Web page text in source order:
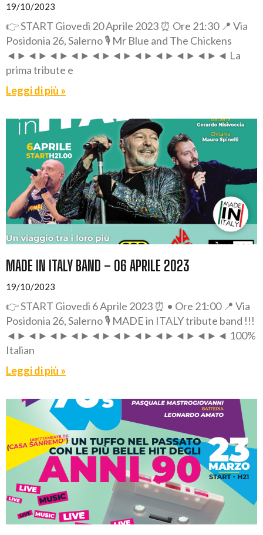
19/10/2023
👉 START Giovedì 20 Aprile 2023 ⏰ Ore 21:30 📍 Via
Posidonia 26, Salerno 🎙️ Mr Blue and The Chickens
◄►◄►◄►◄►◄►◄►◄►◄►◄►◄►◄ La
prima tribute e
Leggi di più »
MADE IN ITALY BAND – 06 APRILE 2023
19/10/2023
👉 START Giovedì 6 Aprile 2023 ⏰ • Ore 21:00 📍 Via
Posidonia 26, Salerno 🎙️ MADE in ITALY tribute band !!!
◄►◄►◄►◄►◄►◄►◄►◄►◄►◄►◄ 100%
Italian
Leggi di più »